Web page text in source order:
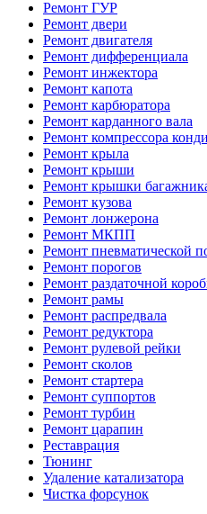
Ремонт ГУР
Ремонт двери
Ремонт двигателя
Ремонт дифференциала
Ремонт инжектора
Ремонт капота
Ремонт карбюратора
Ремонт карданного вала
Ремонт компрессора
Ремонт крыла
Ремонт крыши
Ремонт крышки
Ремонт кузова
Ремонт лонжерона
Ремонт МКПП
Ремонт пневматической
Ремонт порогов
Ремонт раздаточной
Ремонт рамы
Ремонт распредвала
Ремонт редуктора
Ремонт рулевой рейки
Ремонт сколов
Ремонт стартера
Ремонт суппортов
Ремонт турбин
Ремонт царапин
Реставрация
Тюнинг
Удаление катализатора
Чистка форсунок